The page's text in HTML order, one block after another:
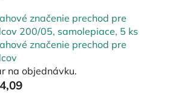
značenie prechod pre
200/05, samolepiace, 5 ks
značenie prechod pre
na objednávku.